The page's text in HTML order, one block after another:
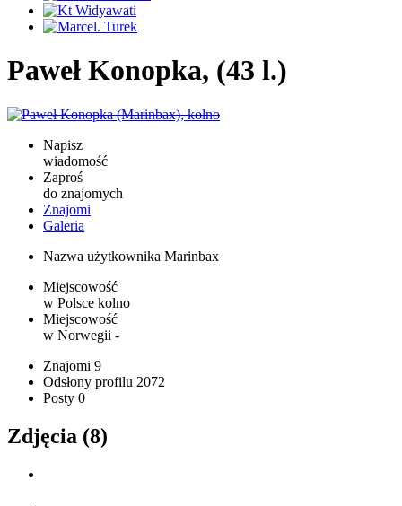
Paweł Konopka, (43 l.)
Napisz
wiadomość
Zaproś
do znajomych
Znajomi
Galeria
Nazwa użytkownika Marinbax
Miejscowość
w Polsce kolno
Miejscowość
w Norwegii -
Znajomi 9
Odsłony profilu 2072
Posty 0
Zdjęcia (8)